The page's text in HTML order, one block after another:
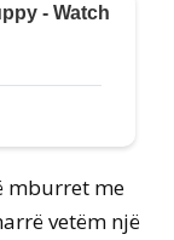
mburret me
vetëm një